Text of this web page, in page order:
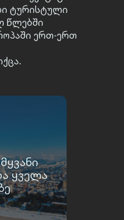
ტურისტული
წლებში
ერთ-ერთ
ᲧᲕᲔᲚᲐ